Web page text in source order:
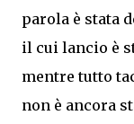
parola è stata
il cui lancio è
mentre tutto
non è ancora